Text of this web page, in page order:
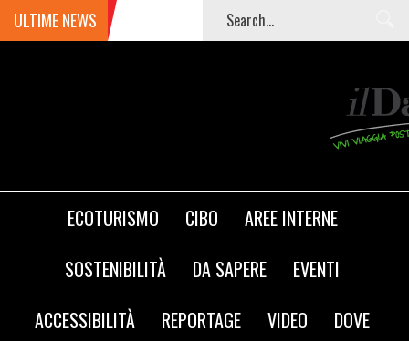
ULTIME NEWS
ECOTURISMO CIBO
AREE INTERNE
SOSTENIBILITÀ
DA SAPERE
EVENTI
ACCESSIBILITÀ
REPORTAGE VIDEO
DOVE